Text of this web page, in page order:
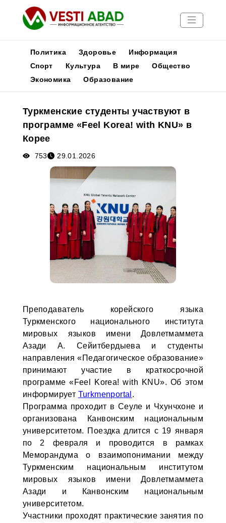
Новости
Медиа
Афиша
Политика Здоровье
Информация
Спорт
Культура В мире
Общество
Экономика
Образование
Туркменские студенты участвуют в
программе «Feel Korea! with KNU» в
Корее
753 29.01.2026
Преподаватель корейского языка
Туркменского национального института
мировых языков имени Довлетмаммета
Азади А. Сейитбердыева и студенты
направления «Педагогическое образование»
принимают участие в краткосрочной
программе «Feel Korea! with KNU». Об этом
информирует Turkmenportal .
Программа проходит в Сеуле и Чхунчхоне и
организована Канвонским национальным
университетом. Поездка длится с 19 января
по 2 февраля и проводится в рамках
Меморандума о взаимопонимании между
Туркменским национальным институтом
мировых языков имени Довлетмаммета
Азади и Канвонским национальным
университетом.
Участники проходят практические занятия по